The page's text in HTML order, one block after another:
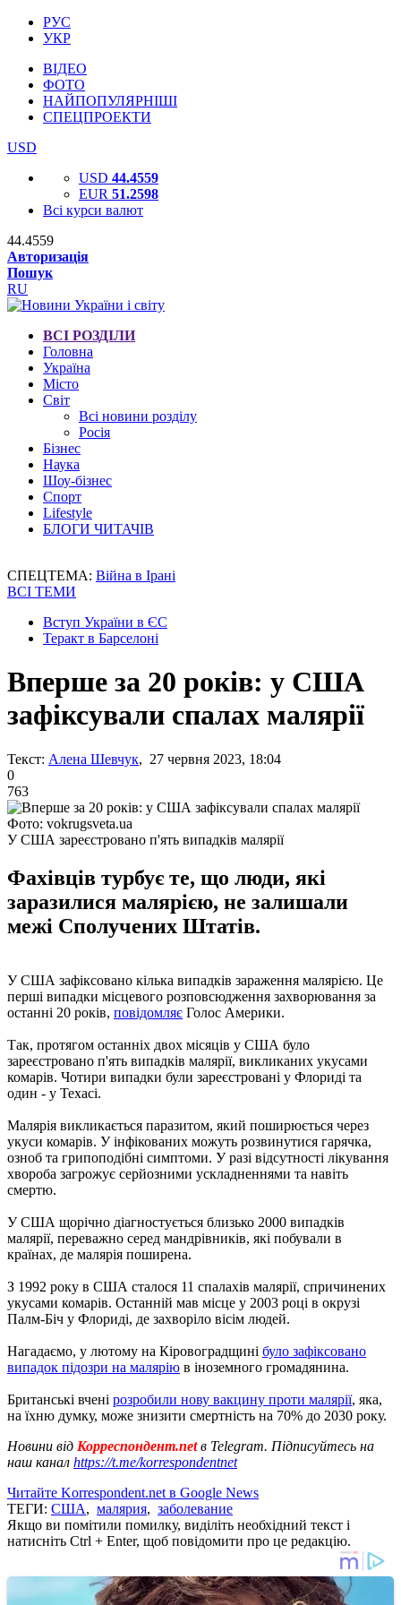
РУС
УКР
ВІДЕО
ФОТО
НАЙПОПУЛЯРНІШІ
СПЕЦПРОЕКТИ
USD
USD 44.4559
EUR 51.2598
Всі курси валют
44.4559
Авторизація
Пошук
RU
ВСІ РОЗДІЛИ
Головна
Україна
Місто
Світ
Всі новини розділу
Росія
Бізнес
Наука
Шоу-бізнес
Спорт
Lifestyle
БЛОГИ ЧИТАЧІВ
СПЕЦТЕМА: Війна в Ірані
ВСІ ТЕМИ
Вступ України в ЄС
Теракт в Барселоні
Вперше за 20 років: у США
зафіксували спалах малярії
Текст: Алена Шевчук, 27 червня 2023, 18:04
0
763
Фото: vokrugsveta.ua
У США зареєстровано п'ять випадків малярії
Фахівців турбує те, що люди, які
заразилися малярією, не залишали
межі Сполучених Штатів.
У США зафіксовано кілька випадків зараження малярією. Це
перші випадки місцевого розповсюдження захворювання за
останні 20 років, повідомляє Голос Америки.
Так, протягом останніх двох місяців у США було
зареєстровано п'ять випадків малярії, викликаних укусами
комарів. Чотири випадки були зареєстровані у Флориді та
один - у Техасі.
Малярія викликається паразитом, який поширюється через
укуси комарів. У інфікованих можуть розвинутися гарячка,
озноб та грипоподібні симптоми. У разі відсутності лікування
хвороба загрожує серйозними ускладненнями та навіть
смертю.
У США щорічно діагностується близько 2000 випадків
малярії, переважно серед мандрівників, які побували в
країнах, де малярія поширена.
З 1992 року в США сталося 11 спалахів малярії, спричинених
укусами комарів. Останній мав місце у 2003 році в окрузі
Палм-Біч у Флориді, де захворіло вісім людей.
Нагадаємо, у лютому на Кіровоградщині було зафіксовано
випадок підозри на малярію в іноземного громадянина.
Британські вчені розробили нову вакцину проти малярії, яка,
на їхню думку, може знизити смертність на 70% до 2030 року.
Новини від Корреспондент.netв Telegram. Підписуйтесь на
наш канал https://t.me/korrespondentnet
Читайте Korrespondent.net в Google News
ТЕГИ: США, малярия, заболевание
Якщо ви помітили помилку, виділіть необхідний текст і
натисніть Ctrl + Enter, щоб повідомити про це редакцію.